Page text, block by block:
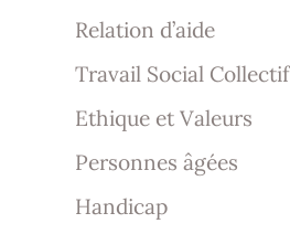
Relation d’aide
Travail Social Collectif
Ethique et Valeurs
Personnes âgées
Handicap